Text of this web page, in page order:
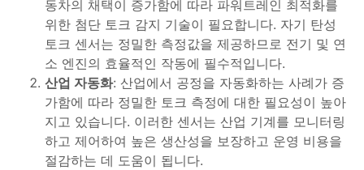
동차의 채택이 증가함에 따라 파워트레인 최적화를
위한 첨단 토크 감지 기술이 필요합니다. 자기 탄성
토크 센서는 정밀한 측정값을 제공하므로 전기 및 연
소 엔진의 효율적인 작동에 필수적입니다.
산업 자동화: 산업에서 공정을 자동화하는 사례가 증
가함에 따라 정밀한 토크 측정에 대한 필요성이 높아
지고 있습니다. 이러한 센서는 산업 기계를 모니터링
하고 제어하여 높은 생산성을 보장하고 운영 비용을
절감하는 데 도움이 됩니다.